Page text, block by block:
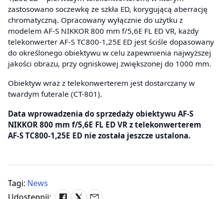
zastosowano soczewkę ze szkła ED, korygującą aberrację
chromatyczną. Opracowany wyłącznie do użytku z
modelem AF-S NIKKOR 800 mm f/5,6E FL ED VR, każdy
telekonwerter AF-S TC800-1,25E ED jest ściśle dopasowany
do określonego obiektywu w celu zapewnienia najwyższej
jakości obrazu, przy ogniskowej zwiększonej do 1000 mm.
Obiektyw wraz z telekonwerterem jest dostarczany w
twardym futerale (CT-801).
Data wprowadzenia do sprzedaży obiektywu AF-S
NIKKOR 800 mm f/5,6E FL ED VR z telekonwerterem
AF-S TC800-1,25E ED nie została jeszcze ustalona.
Tagi: News